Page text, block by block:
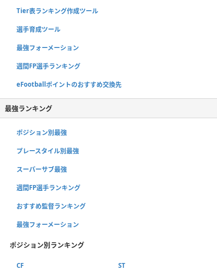
Tier表ランキング作成ツール
選手育成ツール
最強フォーメーション
週間FP選手ランキング
eFootballポイントのおすすめ交換先
最強ランキング
ポジション別最強
プレースタイル別最強
スーパーサブ最強
週間FP選手ランキング
おすすめ監督ランキング
最強フォーメーション
ポジション別ランキング
CF ST